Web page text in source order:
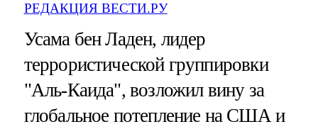
РЕДАКЦИЯ ВЕСТИ.РУ
Усама бен Ладен, лидер
террористической группировки
"Аль-Каида", возложил вину за
глобальное потепление на США и